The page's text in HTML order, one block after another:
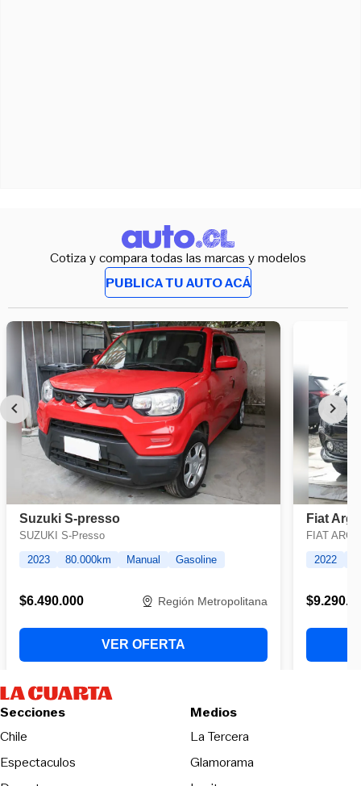
Cotiza y compara todas las marcas y modelos
PUBLICA TU AUTO ACÁ
Secciones
Chile
Espectaculos
Medios
La TerceraOpens in new
Glamorama